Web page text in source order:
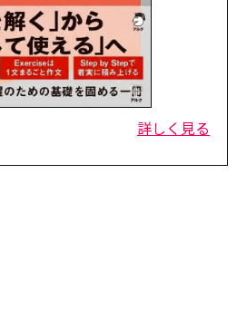
詳しく見る